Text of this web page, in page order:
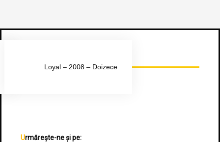
Loyal – 2008 – Doizece
Urmărește-ne și pe: